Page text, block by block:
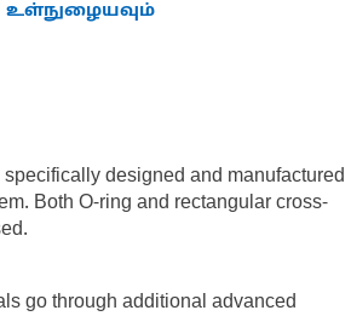
உள்நுழையவும்
designed and manufactured
Both O-ring and rectangular cross-
go through additional advanced